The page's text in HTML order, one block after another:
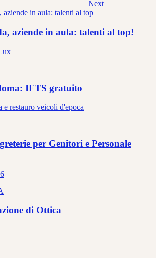
Next
aziende in aula: talenti al top!
IFTS gratuito
e restauro veicoli d'epoca
per Genitori e Personale
di Ottica